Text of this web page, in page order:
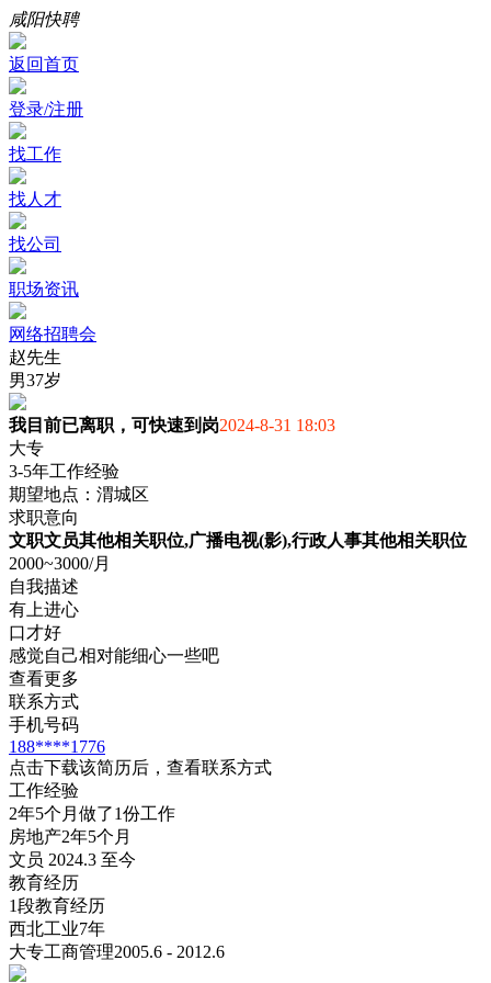
咸阳快聘
返回首页
登录/注册
找工作
找人才
找公司
职场资讯
网络招聘会
赵先生
男37岁
我目前已离职，可快速到岗2024-8-31 18:03
大专
3-5年工作经验
期望地点：渭城区
求职意向
文职文员其他相关职位,广播电视(影),行政人事其他相关职位
2000~3000/月
自我描述
有上进心
口才好
感觉自己相对能细心一些吧
查看更多
联系方式
手机号码
188****1776
点击下载该简历后，查看联系方式
工作经验
2年5个月做了1份工作
房地产2年5个月
文员 2024.3 至今
教育经历
1段教育经历
西北工业7年
大专工商管理2005.6 - 2012.6